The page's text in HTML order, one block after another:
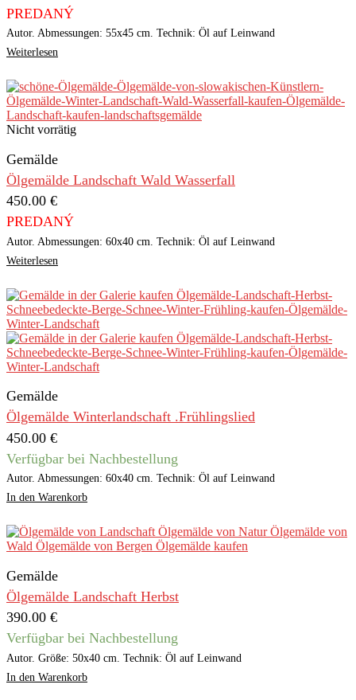
PREDANÝ
Autor. Abmessungen: 55x45 cm. Technik: Öl auf Leinwand
Weiterlesen
Nicht vorrätig
Gemälde
Ölgemälde Landschaft Wald Wasserfall
450.00 €
PREDANÝ
Autor. Abmessungen: 60x40 cm. Technik: Öl auf Leinwand
Weiterlesen
Gemälde
Ölgemälde Winterlandschaft .Frühlingslied
450.00 €
Verfügbar bei Nachbestellung
Autor. Abmessungen: 60x40 cm. Technik: Öl auf Leinwand
In den Warenkorb
Gemälde
Ölgemälde Landschaft Herbst
390.00 €
Verfügbar bei Nachbestellung
Autor. Größe: 50x40 cm. Technik: Öl auf Leinwand
In den Warenkorb